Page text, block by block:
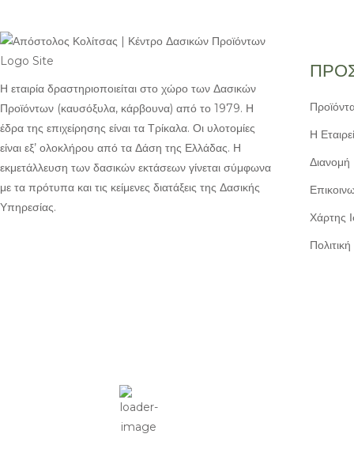
Η εταιρία δραστηριοποιείται στο χώρο των Δασικών
Προϊόντων (καυσόξυλα, κάρβουνα) από το 1979. Η
έδρα της επιχείρησης είναι τα Τρίκαλα. Οι υλοτομίες
είναι εξ’ ολοκλήρου από τα Δάση της Ελλάδας. Η
εκμετάλλευση των δασικών εκτάσεων γίνεται σύμφωνα
με τα πρότυπα και τις κείμενες διατάξεις της Δασικής
Υπηρεσίας.
Wind Gust:
Clouds:
Η
Διανομή
Χάρτης